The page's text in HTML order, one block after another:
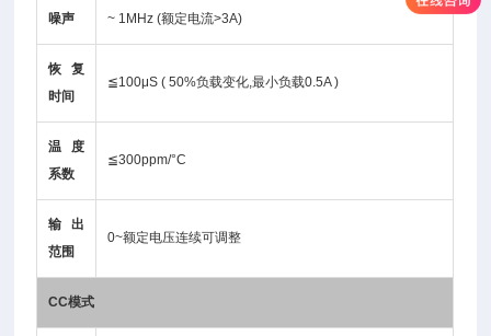
噪声
~ 1MHz (额定电流>3A)
恢复
时间
≦100μS ( 50%负载变化,最小负载0.5A )
温度
系数
≦300ppm/°C
输出
范围
0~额定电压连续可调整
CC模式